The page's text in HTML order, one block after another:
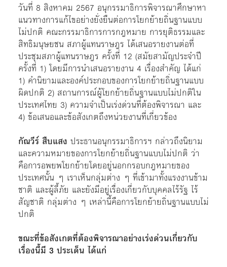
วันที่ 8 สิงหาคม 2567 อนุกรรมาธิการพิจารณาศึกษาหา
แนวทางการแก้ไขอย่างยั่งยืนต่อการโยกย้ายถิ่นฐานแบบ
ไม่ปกติ คณะกรรมาธิการการกฎหมาย การยุติธรรมและ
สิทธิมนุษยชน สภาผู้แทนราษฎร ได้เสนอรายงานต่อที่
ประชุมสภาผู้แทนราษฎร ครั้งที่ 12 (สมัยสามัญประจำปี
ครั้งที่ 1) โดยมีการนำเสนอรายงาน 4 เรื่องสำคัญ ได้แก่
1) คำนิยามและองค์ประกอบของการโยกย้ายถิ่นฐานแบบ
ผิดปกติ 2) สถานการณ์ผู้โยกย้ายถิ่นฐานแบบไม่ปกติใน
ประเทศไทย 3) ความจำเป็นเร่งด่วนที่ต้องพิจารณา และ
4) ข้อเสนอและข้อสังเกตถึงหน่วยงานที่เกี่ยวข้อง
กัณวีร์ สืบแสง ประธานอนุกรรมาธิการฯ กล่าวถึงนิยาม
และความหมายของการโยกย้ายถิ่นฐานแบบไม่ปกติ ว่า
คือการอพยพโยกย้ายโดยอยู่นอกกรอบกฎหมายของ
ประเทศนั้น ๆ เราเห็นกลุ่มต่าง ๆ ที่เข้ามาทั้งแรงงานข้าม
ชาติ และผู้ลี้ภัย และยังมีอยู่เรื่องเกี่ยวกับบุคคลไร้รัฐ ไร้
สัญชาติ กลุ่มต่าง ๆ เหล่านี้คือการโยกย้ายถิ่นฐานแบบไม่
ปกติ
ขณะที่ข้อสังเกตที่ต้องพิจารณาอย่างเร่งด่วนเกี่ยวกับ
เรื่องนี้มี 3 ประเด็น ได้แก่